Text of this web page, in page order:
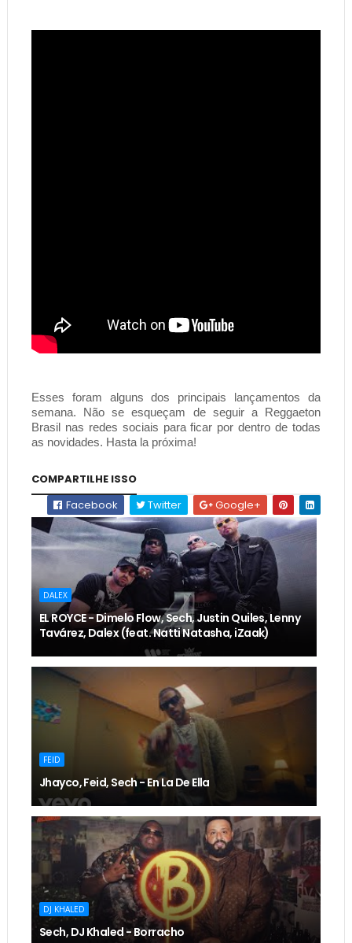
Esses foram alguns dos principais lançamentos da
semana. Não se esqueçam de seguir a Reggaeton
Brasil nas redes sociais para ficar por dentro de todas
as novidades. Hasta la próxima!
COMPARTILHE ISSO
Facebook
Twitter Google+
DALEX
EL ROYCE - Dimelo Flow, Sech, Justin Quiles, Lenny
Tavárez, Dalex (feat. Natti Natasha, iZaak)
FEID
Jhayco, Feid, Sech - En La De Ella
DJ KHALED
Sech, DJ Khaled - Borracho